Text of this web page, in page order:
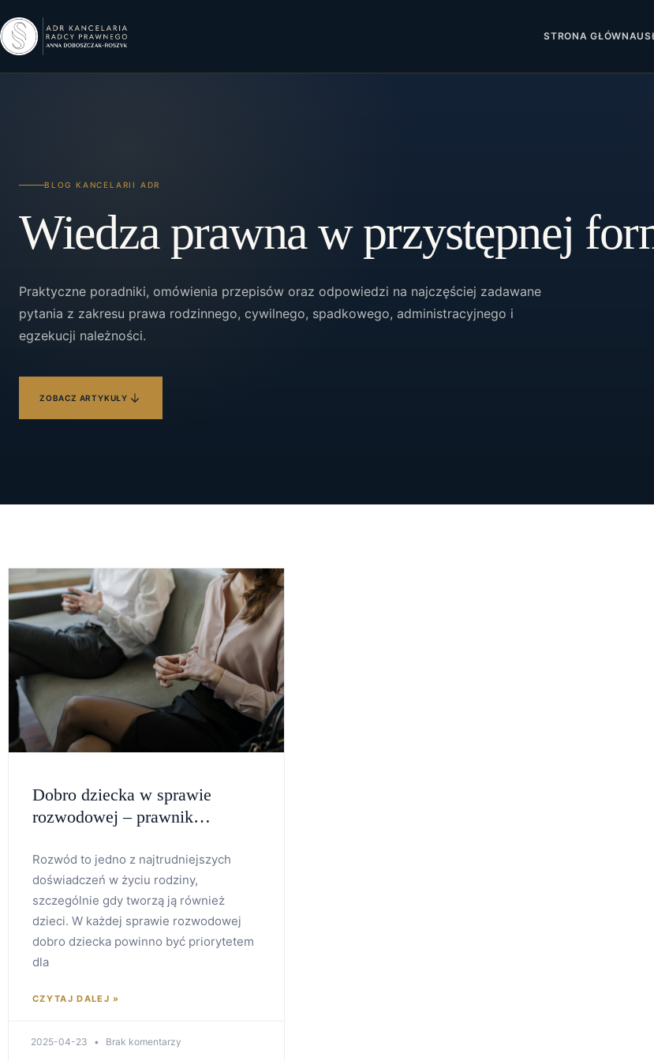
STRONA GŁÓWNA
BLOG KANCELARII ADR
Wiedza prawna w przystępnej
Praktyczne poradniki, omówienia przepisów oraz odpowiedzi na najczęściej zadawane
pytania z zakresu prawa rodzinnego, cywilnego, spadkowego, administracyjnego i
egzekucji należności.
ZOBACZ ARTYKUŁY
Dobro dziecka w sprawie
rozwodowej – prawnik
Rozwód to jedno z najtrudniejszych
doświadczeń w życiu rodziny,
szczególnie gdy tworzą ją również
dzieci. W każdej sprawie rozwodowej
dobro dziecka powinno być priorytetem
dla
CZYTAJ DALEJ »
2025-04-23 Brak komentarzy